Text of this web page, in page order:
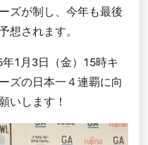
ズが制し、今年も最後
想されます。
年1 月 3日（金） 15時キ
ズの日本一４連覇に向
いします ！